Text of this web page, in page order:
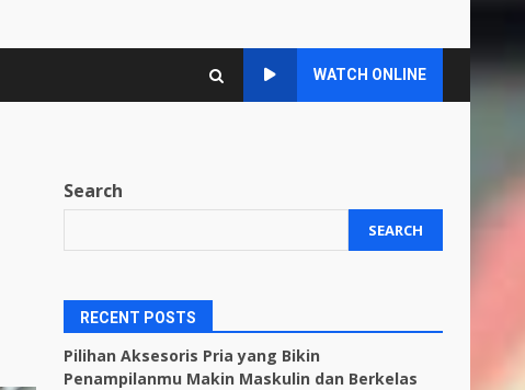
WATCH ONLINE
Search
SEARCH
RECENT POSTS
Pilihan Aksesoris Pria yang Bikin
Penampilanmu Makin Maskulin dan Berkelas